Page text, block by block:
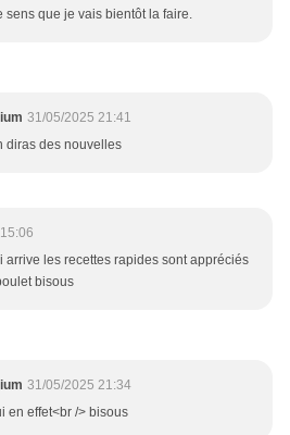
sens que je vais bientôt la faire.
31/05/2025 21:41
diras des nouvelles
arrive les recettes rapides sont appréciés
bisous
31/05/2025 21:34
en effet<br /> bisous